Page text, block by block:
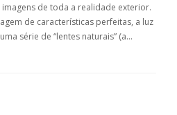
imagens de toda a realidade exterior.
de características perfeitas, a luz
série de “lentes naturais” (a…